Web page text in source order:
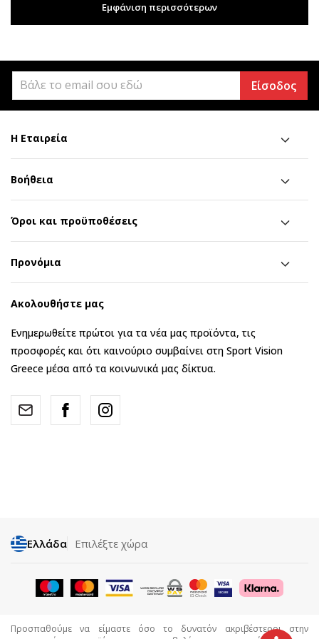
Εμφάνιση περισσότερων
Είσοδος
Η Εταιρεία
Βοήθεια
Όροι και προϋποθέσεις
Προνόμια
Ακολουθήστε μας
Ενημερωθείτε πρώτοι για τα νέα μας προϊόντα, τις
προσφορές και ότι καινούριο συμβαίνει στη Sport Vision
Greece μέσα από τα κοινωνικά μας δίκτυα.
Ελλάδα Επιλέξτε χώρα
Προσπαθούμε να είμαστε όσο το δυνατόν ακριβέστεροι στην